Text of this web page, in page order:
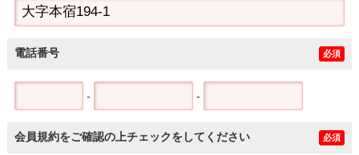
電話番号 必須
- -
会員規約をご確認の上チェックをしてください 必須